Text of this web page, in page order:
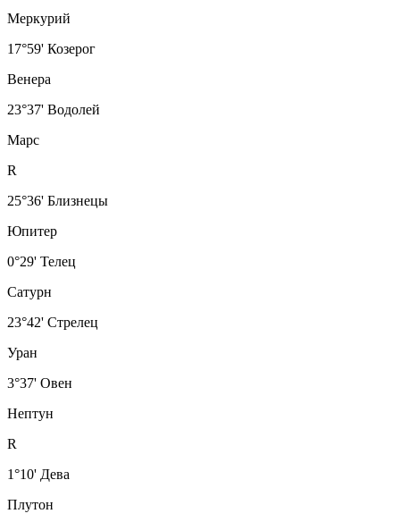
Меркурий
17°59' Козерог
Венера
23°37' Водолей
Марс
R
25°36' Близнецы
Юпитер
0°29' Телец
Сатурн
23°42' Стрелец
Уран
3°37' Овен
Нептун
R
1°10' Дева
Плутон